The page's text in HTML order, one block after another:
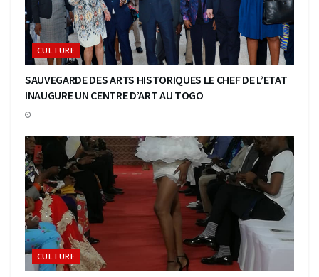
CULTURE
SAUVEGARDE DES ARTS HISTORIQUES LE CHEF DE L’ETAT
INAUGURE UN CENTRE D’ART AU TOGO
CULTURE